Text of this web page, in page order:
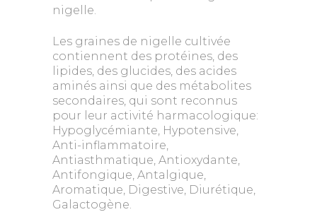
nigelle.
Les graines de nigelle cultivée
contiennent des protéines, des
lipides, des glucides, des acides
aminés ainsi que des métabolites
secondaires, qui sont reconnus
pour leur activité harmacologique:
Hypoglycémiante, Hypotensive,
Anti-inflammatoire,
Antiasthmatique, Antioxydante,
Antifongique, Antalgique,
Aromatique, Digestive, Diurétique,
Galactogène.